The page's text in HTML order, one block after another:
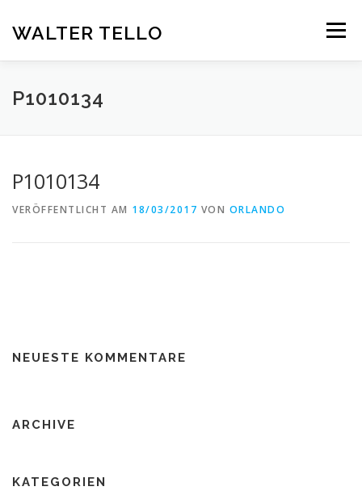
springen
WALTER TELLO Menü
HOME GALERIE
P1010134
P1010134
VERÖFFENTLICHT AM 18/03/2017 VON ORLANDO
NEUESTE KOMMENTARE
ARCHIVE
KATEGORIEN